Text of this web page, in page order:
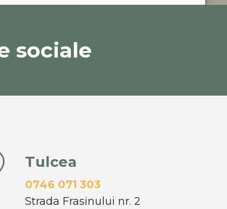
sociale
Tulcea
0746 071 303
Strada Frasinului nr. 2